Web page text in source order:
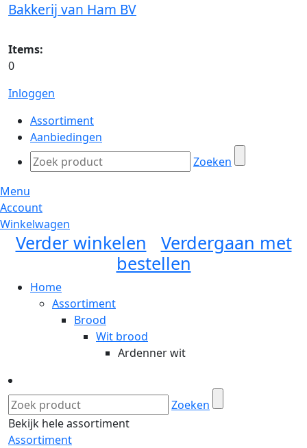
Bakkerij van Ham BV
Items:
0
Inloggen
Assortiment
Aanbiedingen
Zoeken
Menu
Account
Winkelwagen
Verder winkelen
Verdergaan met
bestellen
Home
Assortiment
Brood
Wit brood
Ardenner wit
Zoeken
Bekijk hele assortiment
Assortiment